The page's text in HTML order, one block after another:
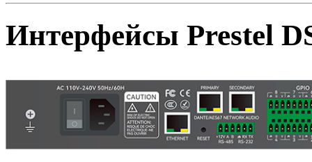
Интерфейсы Prestel